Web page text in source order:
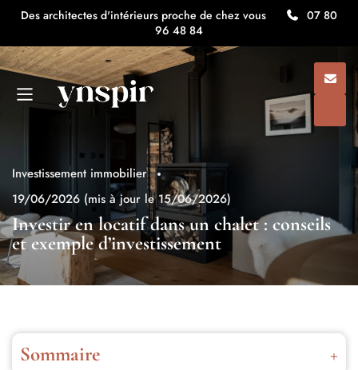
Des architectes d'intérieurs proche de chez vous
07 80
96 48 84
Investissement immobilier
19/06/2026 (mis à jour le 15/06/2026)
Investir en locatif dans un chalet : conseils
et exemple d’investissement
Sommaire